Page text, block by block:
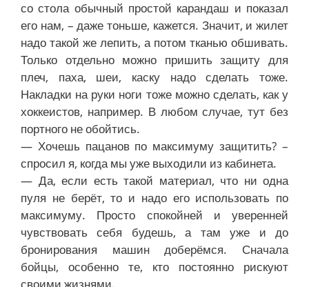
со стола обычный простой карандаш и показал
его нам, – даже тоньше, кажется. Значит, и жилет
надо такой же лепить, а потом тканью обшивать.
Только отдельно можно пришить защиту для
плеч, паха, шеи, каску надо сделать тоже.
Накладки на руки ноги тоже можно сделать, как у
хоккеистов, например. В любом случае, тут без
портного не обойтись.
— Хочешь пацанов по максимуму защитить? –
спросил я, когда мы уже выходили из кабинета.
— Да, если есть такой материал, что ни одна
пуля не берёт, то и надо его использовать по
максимуму. Просто спокойней и уверенней
чувствовать себя будешь, а там уже и до
бронирования машин доберёмся. Сначала
бойцы, особенно те, кто постоянно рискуют